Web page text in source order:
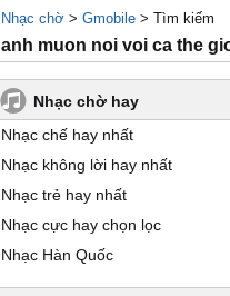
Nhạc chờ > Gmobile > Tìm kiếm
anh muon noi voi ca the
Nhạc chờ hay
Nhạc chế hay nhất
Nhạc không lời hay nhất
Nhạc trẻ hay nhất
Nhạc cực hay chọn lọc
Nhạc Hàn Quốc